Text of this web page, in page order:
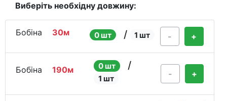
Виберіть необхідну довжину:
Бобіна 30м 0 шт / 1 шт - +
Бобіна 190м 0 шт /
1 шт - +